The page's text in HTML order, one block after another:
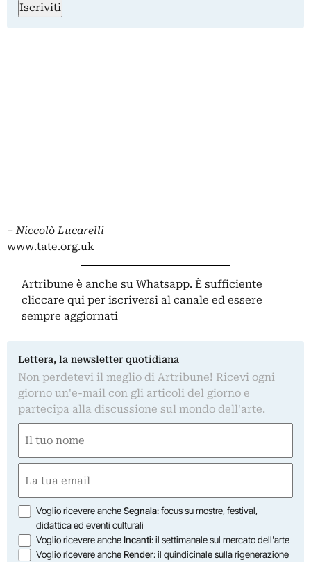
Iscriviti
– Niccolò Lucarelli
www.tate.org.uk
Artribune è anche su Whatsapp. È sufficiente
cliccare qui per iscriversi al canale ed essere
sempre aggiornati
Lettera, la newsletter quotidiana
Non perdetevi il meglio di Artribune! Ricevi ogni
giorno un'e-mail con gli articoli del giorno e
partecipa alla discussione sul mondo dell'arte.
(Required)
First
(Required)
Opzioni
Voglio ricevere ancheSegnala: focus su mostre, festival,
didattica ed eventi culturali
Voglio ricevere ancheIncanti: il settimanale sul mercato dell'arte
Voglio ricevere ancheRender: il quindicinale sulla rigenerazione